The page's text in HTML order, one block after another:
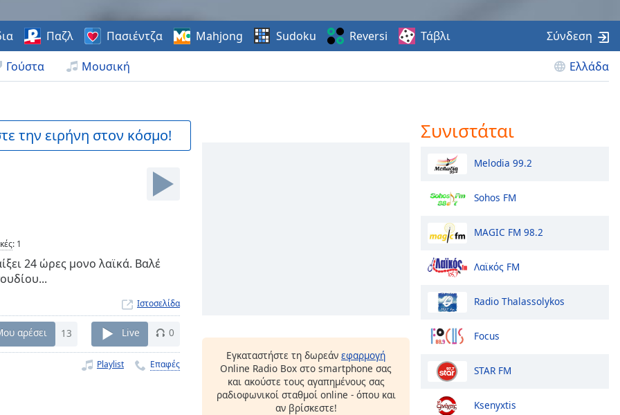
Γούστα Μουσική Ελλάδα
Παζλ Πασιέντζα Mahjong Sudoku Reversi Τάβλι Σύνδεση
την ειρήνη στον κόσμο!
: 1
24 ώρες μονο λαϊκά. Βαλέ
Ιστοσελίδα
αρέσει 13 Live 0
Playlist Επαφές
Εγκαταστήστε τη δωρεάν εφαρμογή
Online Radio Box στο smartphone σας
και ακούστε τους αγαπημένους σας
ραδιοφωνικοί σταθμοί online - όπου και
αν βρίσκεστε!
Συνιστάται
Melodia 99.2
Sohos FM
MAGIC FM 98.2
Λαϊκός FM
Radio Thalassolykos
Focus
STAR FM
Ksenyxtis